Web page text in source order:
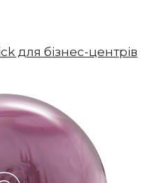
для бізнес-центрів